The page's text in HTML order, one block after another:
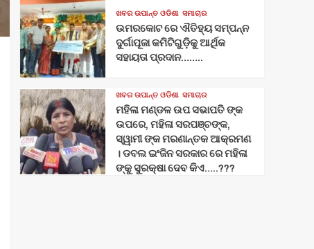
ଖବର ଉପାନ୍ତ ଓଡିଶା ସମାଚାର
ଉମରକୋଟ ରେ ଐତିହ୍ୟ ସମ୍ପନ୍ନ
ଦୁର୍ଗାପୂଜା କମିଟିଗୁଡ଼ିକୁ ଆର୍ଥିକ
ସହାୟତା ପ୍ରଦାନ……..
ଖବର ଉପାନ୍ତ ଓଡିଶା ସମାଚାର
ମହିଳା ମଣ୍ଡଳ ଉପ ସଭାପତି ଙ୍କ
ଉପରେ, ମହିଳା ସରପଞ୍ଚଙ୍କ,
ସ୍ୱାମୀ ଙ୍କ ମରଣାନ୍ତକ ଆକ୍ରମଣ
। ଡବଲ ଇଂଜିନ ସରକାର ରେ ମହିଳା
ଙ୍କୁ ସୁରକ୍ଷା ଦେବ କିଏ…..???